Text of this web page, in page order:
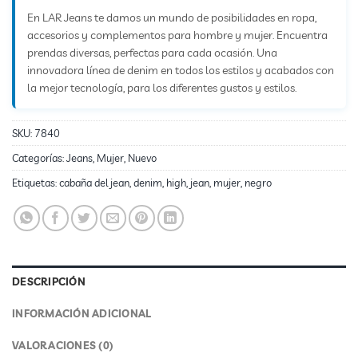
En LAR Jeans te damos un mundo de posibilidades en ropa,
accesorios y complementos para hombre y mujer. Encuentra
prendas diversas, perfectas para cada ocasión. Una
innovadora línea de denim en todos los estilos y acabados con
la mejor tecnología, para los diferentes gustos y estilos.
SKU: 7840
Categorías:Jeans Mujer Nuevo
Etiquetas:cabaña del jean denim high jean mujer negro
DESCRIPCIÓN
INFORMACIÓN ADICIONAL
VALORACIONES (0)